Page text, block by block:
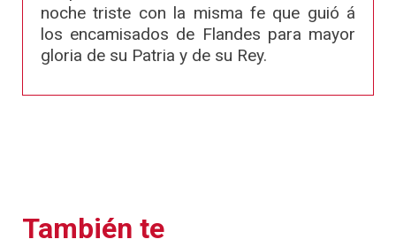
noche triste con la misma fe que guió á
los encamisados de Flandes para mayor
gloria de su Patria y de su Rey.
También te